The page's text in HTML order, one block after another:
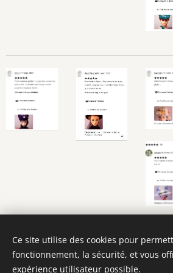
Ce site utilise des cookies pour
fonctionnement, la sécurité, et vous
expérience utilisateur possible.